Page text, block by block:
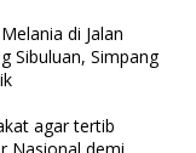
di Jalan
Sibuluan, Simpang
agar tertib